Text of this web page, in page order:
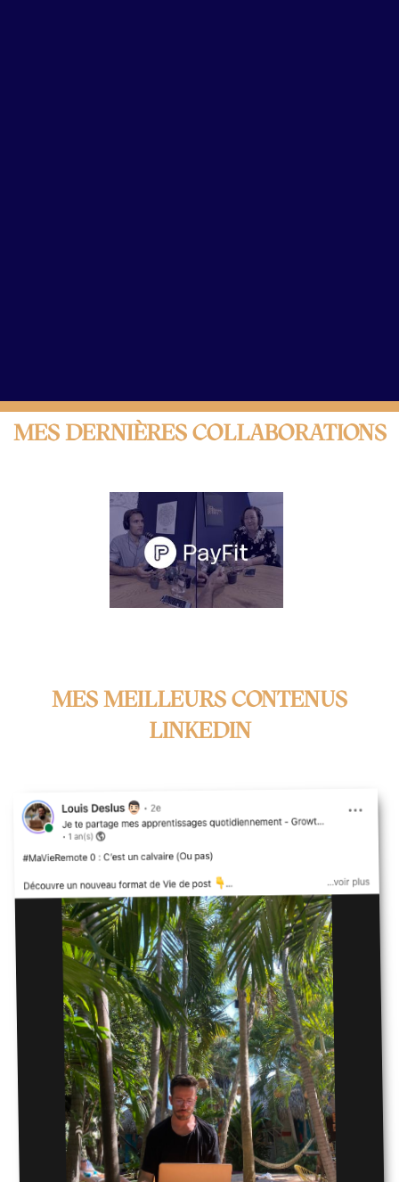
MES DERNIÈRES COLLABORATIONS
MES MEILLEURS CONTENUS
LINKEDIN